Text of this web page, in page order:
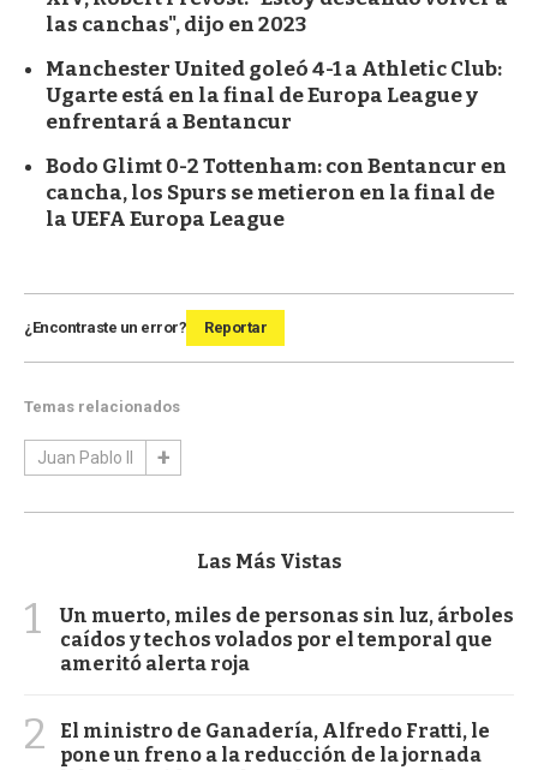
las canchas", dijo en 2023
Manchester United goleó 4-1 a Athletic Club:
Ugarte está en la final de Europa League y
enfrentará a Bentancur
Bodo Glimt 0-2 Tottenham: con Bentancur en
cancha, los Spurs se metieron en la final de
la UEFA Europa League
¿Encontraste un error? Reportar
Temas relacionados
Juan Pablo II
Las Más Vistas
1
Un muerto, miles de personas sin luz, árboles
caídos y techos volados por el temporal que
ameritó alerta roja
2
El ministro de Ganadería, Alfredo Fratti, le
pone un freno a la reducción de la jornada